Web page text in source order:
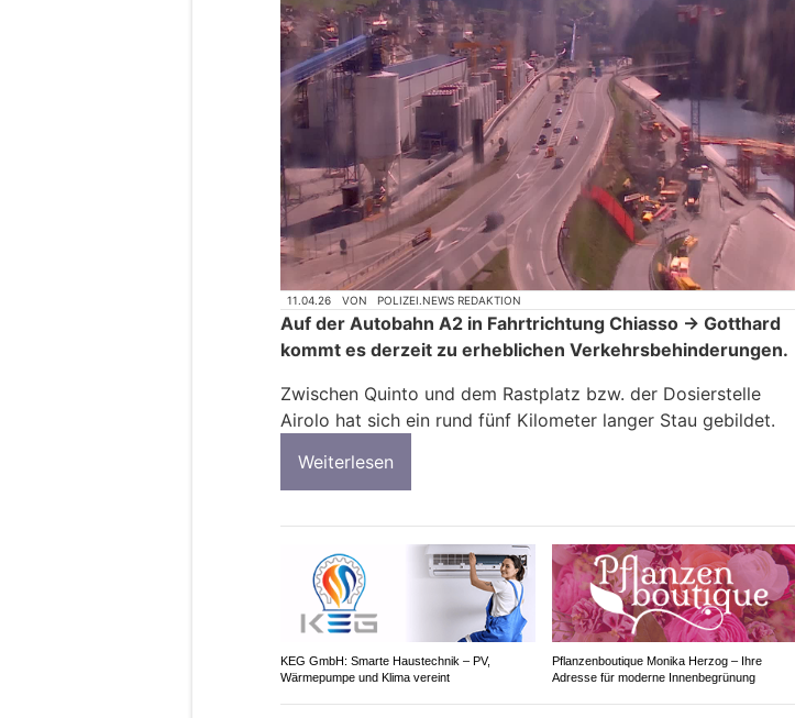
11.04.26 VON POLIZEI.NEWS REDAKTION
Auf der Autobahn A2 in Fahrtrichtung Chiasso → Gotthard
kommt es derzeit zu erheblichen Verkehrsbehinderungen.
Zwischen Quinto und dem Rastplatz bzw. der Dosierstelle
Airolo hat sich ein rund fünf Kilometer langer Stau gebildet.
Weiterlesen
KEG GmbH: Smarte Haustechnik – PV,
Wärmepumpe und Klima vereint
Pflanzenboutique Monika Herzog – Ihre
Adresse für moderne Innenbegrünung